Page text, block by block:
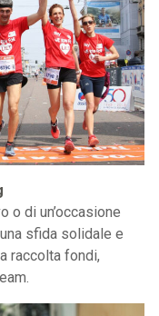
o di un’occasione
sfida solidale e
raccolta fondi,